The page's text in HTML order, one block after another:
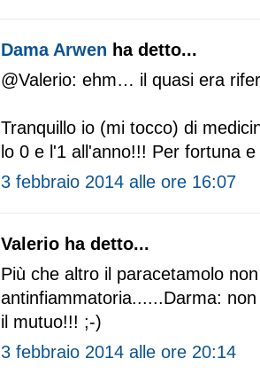
Dama Arwen ha detto...
@Valerio: ehm… il quasi era
Tranquillo io (mi tocco) di
lo 0 e l'1 all'anno!!! Per fortuna
3 febbraio 2014 alle ore 16:07
Valerio ha detto...
Più che altro il paracetamolo
antinfiammatoria......Darma:
il mutuo!!! ;-)
3 febbraio 2014 alle ore 20:14